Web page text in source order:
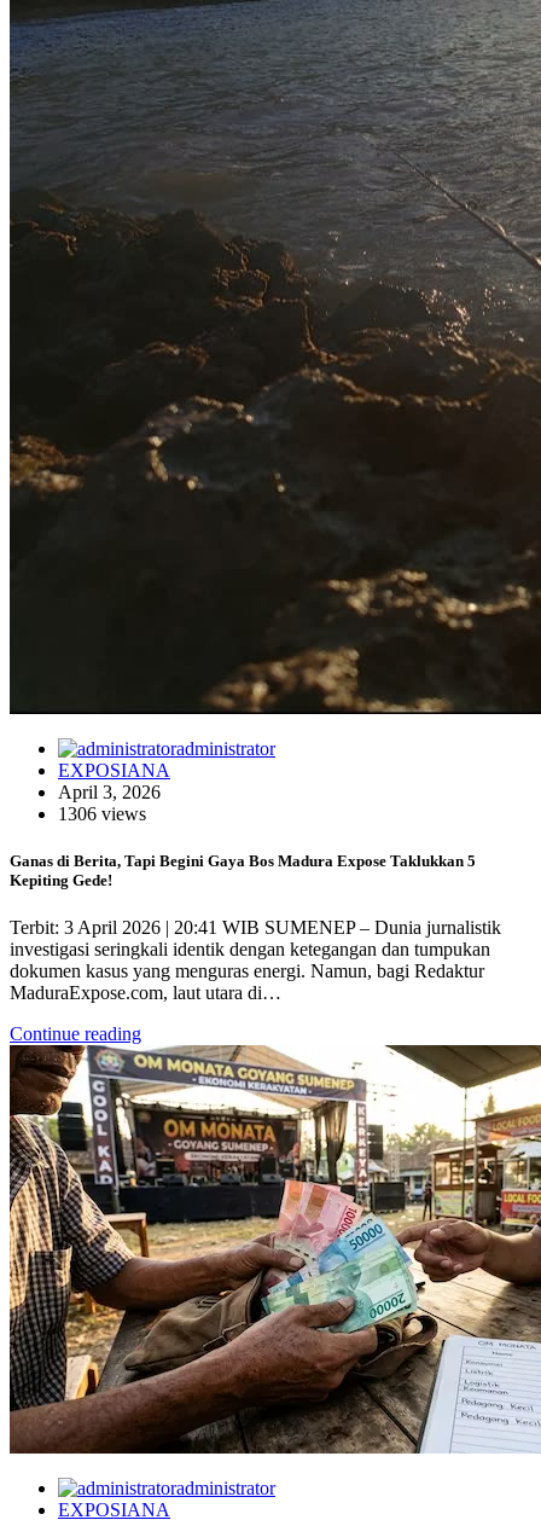
administrator
EXPOSIANA
April 3, 2026
1306 views
Ganas di Berita, Tapi Begini Gaya Bos Madura Expose Taklukkan 5
Kepiting Gede!
Terbit: 3 April 2026 | 20:41 WIB SUMENEP – Dunia jurnalistik
investigasi seringkali identik dengan ketegangan dan tumpukan
dokumen kasus yang menguras energi. Namun, bagi Redaktur
MaduraExpose.com, laut utara di…
Continue reading
administrator
EXPOSIANA